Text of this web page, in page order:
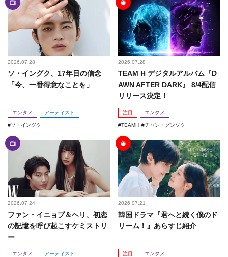
2026.07.28
ソ・イングク、17年目の信念
「今、一番得意なことを」
エンタメ アーティスト
ソ・イングク
2026.07.28
TEAM H デジタルアルバム『D
AWN AFTER DARK』 8/4配信
リリース決定！
注目 エンタメ
TEAMH チャン・グンソク
2026.07.24
ファン・イニョプ＆ヘリ、初恋
の記憶を呼び起こすケミストリ
ー
エンタメ アーティスト
2026.07.21
韓国ドラマ『君へと続く僕のド
リーム！』あらすじ紹介
注目 エンタメ